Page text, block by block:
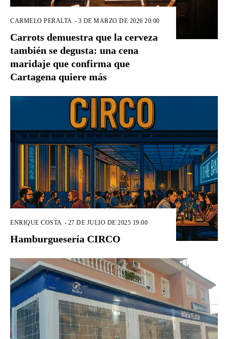
CARMELO PERALTA - 3 DE MARZO DE 2026 20:00
Carrots demuestra que la cerveza
también se degusta: una cena
maridaje que confirma que
Cartagena quiere más
ENRIQUE COSTA - 27 DE JULIO DE 2025 19:00
Hamburguesería CIRCO